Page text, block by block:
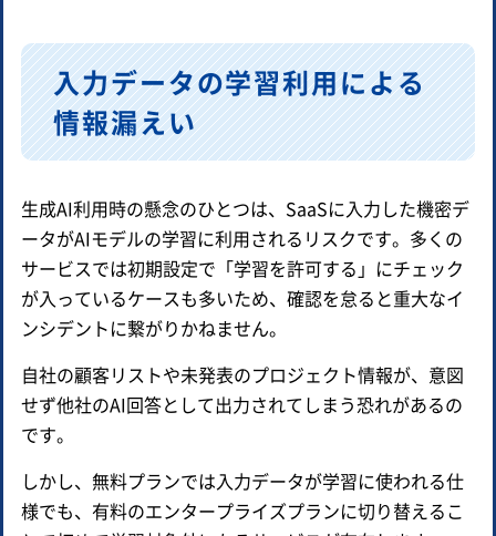
入力データの学習利用による
情報漏えい
生成AI利用時の懸念のひとつは、SaaSに入力した機密デ
ータがAIモデルの学習に利用されるリスクです。多くの
サービスでは初期設定で「学習を許可する」にチェック
が入っているケースも多いため、確認を怠ると重大なイ
ンシデントに繋がりかねません。
自社の顧客リストや未発表のプロジェクト情報が、意図
せず他社のAI回答として出力されてしまう恐れがあるの
です。
しかし、無料プランでは入力データが学習に使われる仕
様でも、有料のエンタープライズプランに切り替えるこ